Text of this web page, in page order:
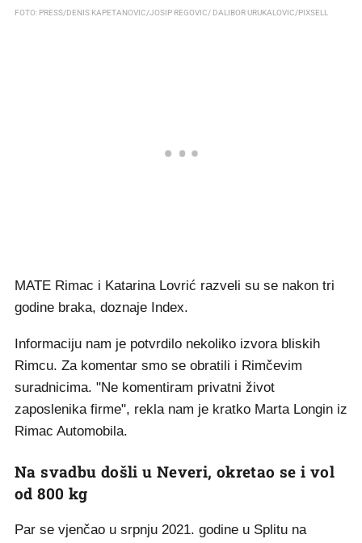
FOTO: PRESS/DENIS KAPETANOVIC/JOSIP REGOVIC/ DALIBOR URUKALOVIC/PIXSELL
MATE Rimac i Katarina Lovrić razveli su se nakon tri
godine braka, doznaje Index.
Informaciju nam je potvrdilo nekoliko izvora bliskih
Rimcu. Za komentar smo se obratili i Rimčevim
suradnicima. "Ne komentiram privatni život
zaposlenika firme", rekla nam je kratko Marta Longin iz
Rimac Automobila.
Na svadbu došli u Neveri, okretao se i vol
od 800 kg
Par se vjenčao u srpnju 2021. godine u Splitu na